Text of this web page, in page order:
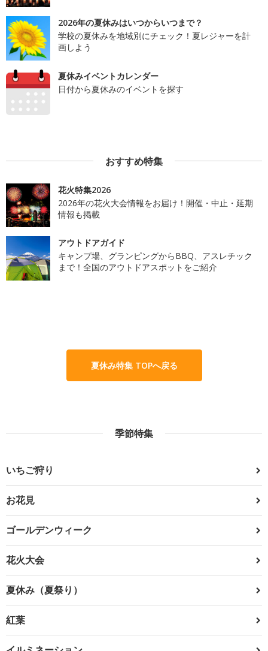
2026年の夏休みはいつからいつまで？
学校の夏休みを地域別にチェック！夏レジャーを計
画しよう
夏休みイベントカレンダー
日付から夏休みのイベントを探す
おすすめ特集
花火特集2026
2026年の花火大会情報をお届け！開催・中止・延期
情報も掲載
アウトドアガイド
キャンプ場、グランピングからBBQ、アスレチック
まで！全国のアウトドアスポットをご紹介
夏休み特集 TOPへ戻る
季節特集
いちご狩り
お花見
ゴールデンウィーク
花火大会
夏休み（夏祭り）
紅葉